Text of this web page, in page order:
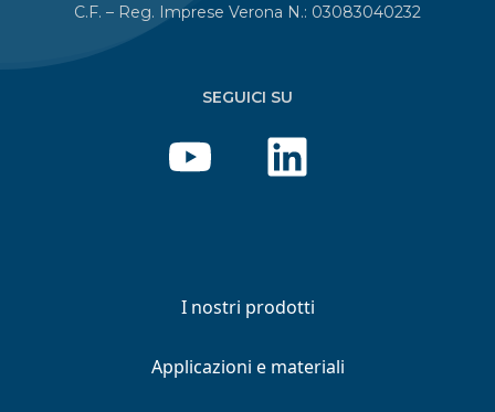
C.F. – Reg. Imprese Verona N.: 03083040232
SEGUICI SU
I nostri prodotti
Applicazioni e materiali